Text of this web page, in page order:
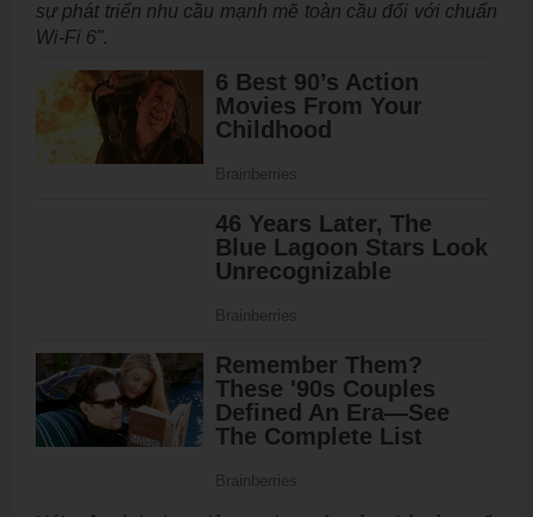
sự phát triển nhu cầu mạnh mẽ toàn cầu đối với chuẩn
Wi-Fi 6".